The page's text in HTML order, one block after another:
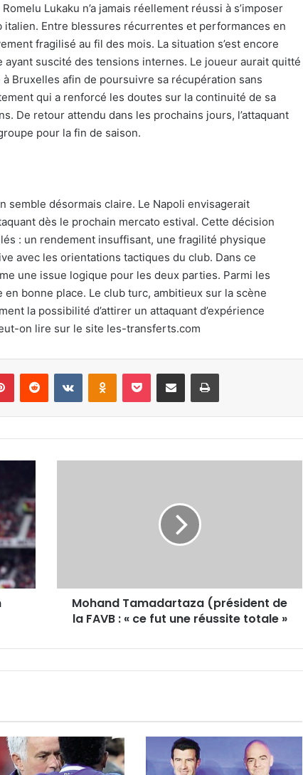
Lukaku n’a jamais réellement réussi à s’imposer
Entre blessures récurrentes et performances en
fragilisé au fil des mois. La situation s’est encore
suscité des tensions internes. Le joueur aurait quitté
Bruxelles afin de poursuivre sa récupération sans
qui a renforcé les doutes sur la continuité de sa
De retour attendu dans les prochains jours, l’attaquant
pour la fin de saison.
semble désormais claire. Le Napoli envisagerait
dès le prochain mercato estival. Cette décision
: un rendement insuffisant, une fragilité physique
avec les orientations tactiques du club. Dans ce
une issue logique pour les deux parties. Parmi les
bonne place. Le club turc, ambitieux sur la scène
la possibilité d’attirer un attaquant d’expérience
on lire sur le site les-transferts.com
PinterestReddit VKontakteOdnoklassniki
Pocket Partager par email Imprimer
ce
totale
Mohand Tamadartaza (président de
la FAVB : « ce fut une réussite totale »